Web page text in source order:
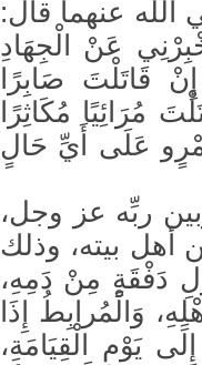
عنهما قال:
عَنْ الْجِهَادِ
قَاتَلْتَ صَابِرًا
مُرَائِيًا مُكَاثِرًا
عَمْرٍو عَلَى أَيِّ حَالٍ
ربِّه عز وجل،
أهل بيته، وذلك
دَفْقَةٍ مِنْ دَمِهِ،
وَالْمُرابِطُ إِذَا
يَوْمِ الْقِيَامَةِ،